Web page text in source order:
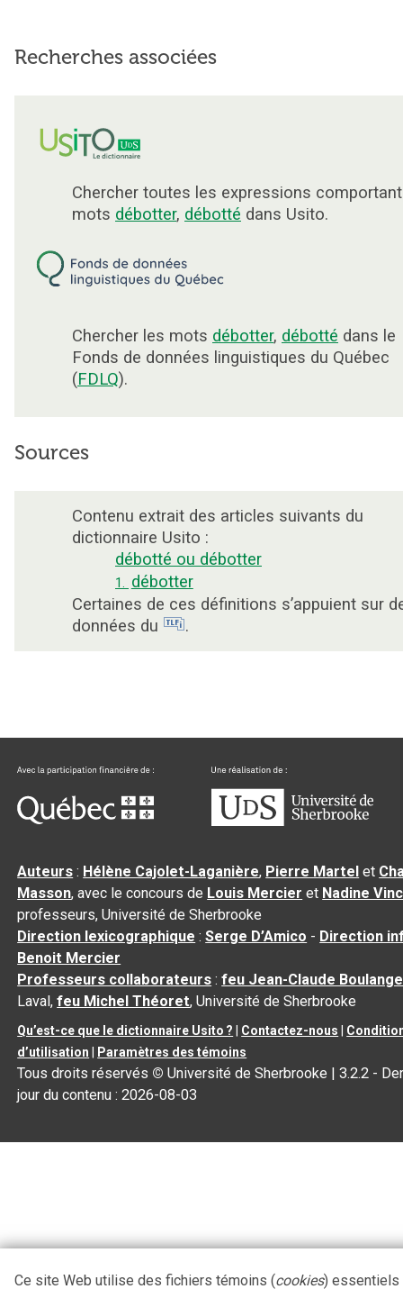
Recherches associées
Chercher toutes les expressions
mots débotter, débotté dans Usito.
Chercher les mots débotter, débotté dans le
Fonds de données linguistiques du Québec
(FDLQ).
Sources
Contenu extrait des articles suivants du
dictionnaire Usito :
débotté ou débotter
1. débotter
Certaines de ces définitions s’appuient sur
données du
.
Auteurs : Hélène Cajolet-Laganière, Pierre Martel et
Masson, avec le concours de Louis Mercier et Nadine
professeurs, Université de Sherbrooke
Direction lexicographique :Serge D’Amico - Direction
Benoit Mercier
Professeurs collaborateurs :feu Jean-Claude
Laval,feu Michel Théoret, Université de Sherbrooke
Qu’est-ce que le dictionnaire Usito ? Contactez-nous
d’utilisation
Paramètres des témoins
Tous droits réservés © Université de Sherbrooke |3.2.2 -
jour du contenu :2026-08-03
Ce site Web utilise des fichiers témoins (cookies) essentiels